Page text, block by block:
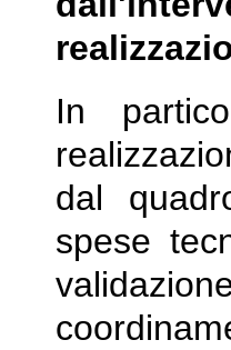
In
dal
spese